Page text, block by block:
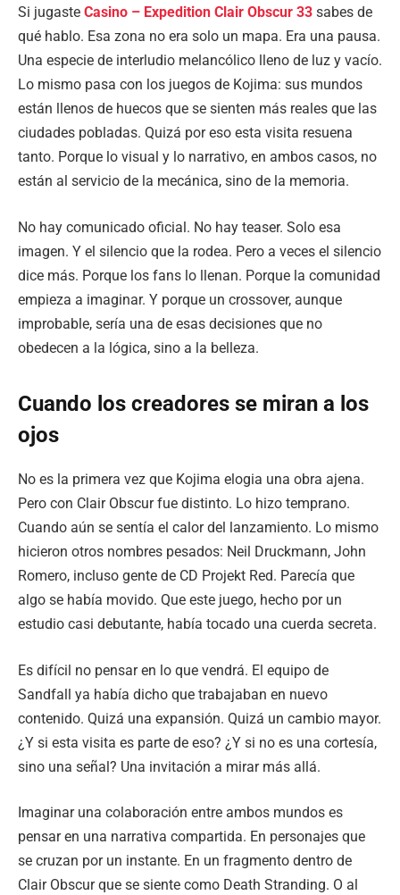
Si jugaste Casino – Expedition Clair Obscur 33 sabes de
qué hablo. Esa zona no era solo un mapa. Era una pausa.
Una especie de interludio melancólico lleno de luz y vacío.
Lo mismo pasa con los juegos de Kojima: sus mundos
están llenos de huecos que se sienten más reales que las
ciudades pobladas. Quizá por eso esta visita resuena
tanto. Porque lo visual y lo narrativo, en ambos casos, no
están al servicio de la mecánica, sino de la memoria.
No hay comunicado oficial. No hay teaser. Solo esa
imagen. Y el silencio que la rodea. Pero a veces el silencio
dice más. Porque los fans lo llenan. Porque la comunidad
empieza a imaginar. Y porque un crossover, aunque
improbable, sería una de esas decisiones que no
obedecen a la lógica, sino a la belleza.
Cuando los creadores se miran a los
ojos
No es la primera vez que Kojima elogia una obra ajena.
Pero con Clair Obscur fue distinto. Lo hizo temprano.
Cuando aún se sentía el calor del lanzamiento. Lo mismo
hicieron otros nombres pesados: Neil Druckmann, John
Romero, incluso gente de CD Projekt Red. Parecía que
algo se había movido. Que este juego, hecho por un
estudio casi debutante, había tocado una cuerda secreta.
Es difícil no pensar en lo que vendrá. El equipo de
Sandfall ya había dicho que trabajaban en nuevo
contenido. Quizá una expansión. Quizá un cambio mayor.
¿Y si esta visita es parte de eso? ¿Y si no es una cortesía,
sino una señal? Una invitación a mirar más allá.
Imaginar una colaboración entre ambos mundos es
pensar en una narrativa compartida. En personajes que
se cruzan por un instante. En un fragmento dentro de
Clair Obscur que se siente como Death Stranding. O al